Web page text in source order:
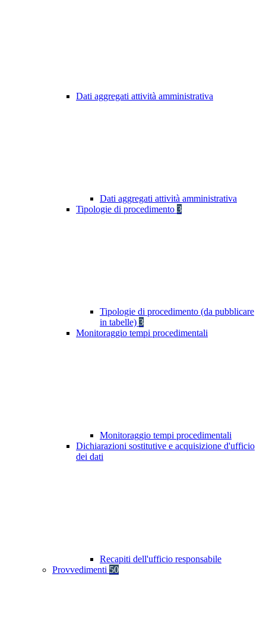
Dati aggregati attività amministrativa
Dati aggregati attività amministrativa
Tipologie di procedimento 3
Tipologie di procedimento (da pubblicare
in tabelle) 3
Monitoraggio tempi procedimentali
Monitoraggio tempi procedimentali
Dichiarazioni sostitutive e acquisizione d'ufficio
dei dati
Recapiti dell'ufficio responsabile
Provvedimenti 50